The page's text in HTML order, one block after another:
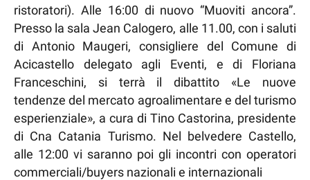
ristoratori). Alle 16:00 di nuovo “Muoviti ancora”.
Presso la sala Jean Calogero, alle 11.00, con i saluti
di Antonio Maugeri, consigliere del Comune di
Acicastello delegato agli Eventi, e di Floriana
Franceschini, si terrà il dibattito «Le nuove
tendenze del mercato agroalimentare e del turismo
esperienziale», a cura di Tino Castorina, presidente
di Cna Catania Turismo. Nel belvedere Castello,
alle 12:00 vi saranno poi gli incontri con operatori
commerciali/buyers nazionali e internazionali